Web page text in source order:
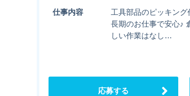
仕事内容
工具部品のピッキン
長期のお仕事で安心♪
しい作業はなし…
応募する